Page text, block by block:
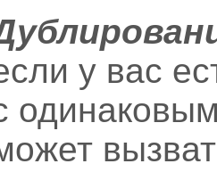
у вас